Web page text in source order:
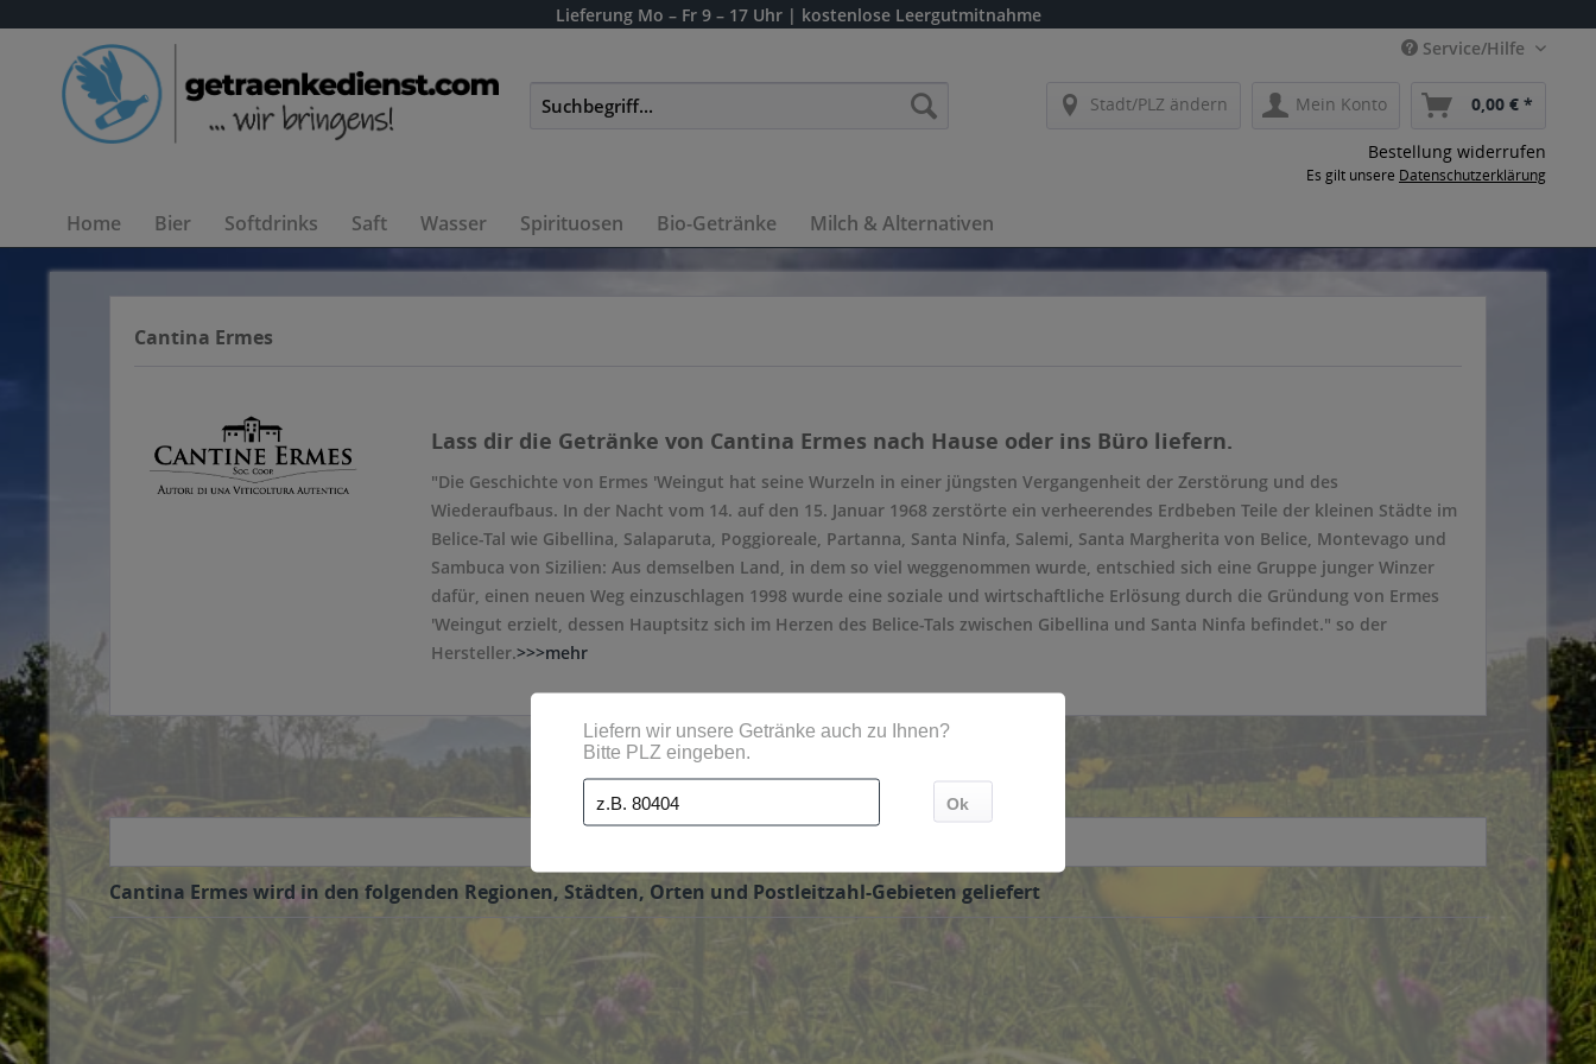
Lieferung Mo – Fr 9 – 17 Uhr | kostenlose Leergutmitnahme
Service/Hilfe
Stadt/PLZ ändern Mein Konto 0,00 € *
Bestellung widerrufen
Es gilt unsere Datenschutzerklärung
Home Bier Softdrinks Saft Wasser Spirituosen Bio-Getränke Milch & Alternativen
Cantina Ermes
Lass dir die Getränke von Cantina Ermes nach Hause oder ins Büro liefern.
"Die Geschichte von Ermes 'Weingut hat seine Wurzeln in einer jüngsten Vergangenheit der Zerstörung und des
Wiederaufbaus. In der Nacht vom 14. auf den 15. Januar 1968 zerstörte ein verheerendes Erdbeben Teile der kleinen Städte im
Belice-Tal wie Gibellina, Salaparuta, Poggioreale, Partanna, Santa Ninfa, Salemi, Santa Margherita von Belice, Montevago und
Sambuca von Sizilien: Aus demselben Land, in dem so viel weggenommen wurde, entschied sich eine Gruppe junger Winzer
dafür, einen neuen Weg einzuschlagen 1998 wurde eine soziale und wirtschaftliche Erlösung durch die Gründung von Ermes
'Weingut erzielt, dessen Hauptsitz sich im Herzen des Belice-Tals zwischen Gibellina und Santa Ninfa befindet." so der
Hersteller.>>>mehr
Cantina Ermes wird in den folgenden Regionen, Städten, Orten und Postleitzahl-Gebieten geliefert